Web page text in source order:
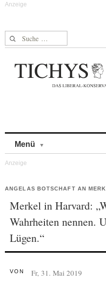
Suche nach:
Menü
ANGELAS BOTSCHAFT AN
Merkel in Harvard:
Wahrheiten nennen.
Lügen.“
VON Fr, 31. Mai 2019